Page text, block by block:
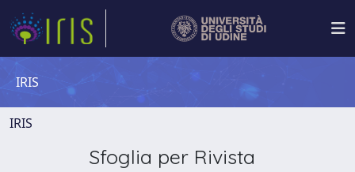
IRIS
IRIS
Sfoglia per Rivista